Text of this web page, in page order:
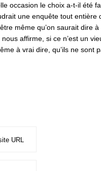
occasion le choix a-t-il été
une enquête tout entière
même qu’on saurait dire
affirme, si ce n’est un
à vrai dire, qu’ils ne sont